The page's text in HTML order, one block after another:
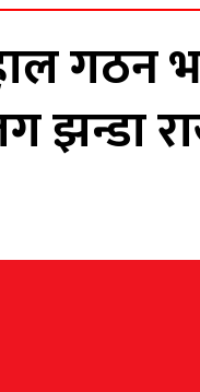
गठन
झन्डा